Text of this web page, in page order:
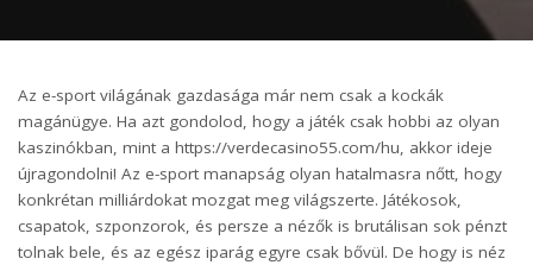
Az e-sport világának gazdasága már nem csak a kockák
magánügye. Ha azt gondolod, hogy a játék csak hobbi az olyan
kaszinókban, mint a https://verdecasino55.com/hu , akkor ideje
újragondolni! Az e-sport manapság olyan hatalmasra nőtt, hogy
konkrétan milliárdokat mozgat meg világszerte. Játékosok,
csapatok, szponzorok, és persze a nézők is brutálisan sok pénzt
tolnak bele, és az egész iparág egyre csak bővül. De hogy is néz